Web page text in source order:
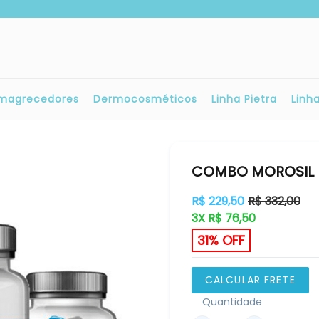
Dermocosméticos Linha Pietra
COMBO
Preço
normal
R$ 229,50 R$ 332,00
3X R$ 76,50
31% OFF
CALCULAR FRETE
Quantidade